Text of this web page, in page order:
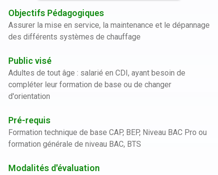
Objectifs Pédagogiques
Assurer la mise en service, la maintenance et le dépannage
des différents systèmes de chauffage
Public visé
Adultes de tout âge : salarié en CDI, ayant besoin de
compléter leur formation de base ou de changer
d'orientation
Pré-requis
Formation technique de base CAP, BEP, Niveau BAC Pro ou
formation générale de niveau BAC, BTS
Modalités d'évaluation